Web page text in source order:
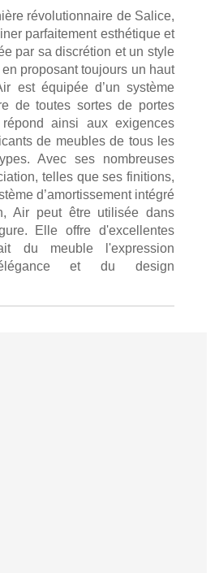
révolutionnaire de Salice,
parfaitement esthétique et
par sa discrétion et un style
proposant toujours un haut
est équipée d’un système
de toutes sortes de portes
ainsi aux exigences
de meubles de tous les
Avec ses nombreuses
telles que ses finitions,
d’amortissement intégré
Air peut être utilisée dans
Elle offre d'excellentes
du meuble l'expression
et du design